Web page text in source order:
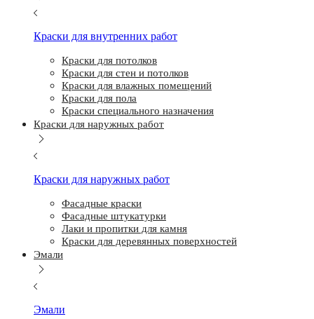
Краски для внутренних работ
Краски для потолков
Краски для стен и потолков
Краски для влажных помещений
Краски для пола
Краски специального назначения
Краски для наружных работ
Краски для наружных работ
Фасадные краски
Фасадные штукатурки
Лаки и пропитки для камня
Краски для деревянных поверхностей
Эмали
Эмали